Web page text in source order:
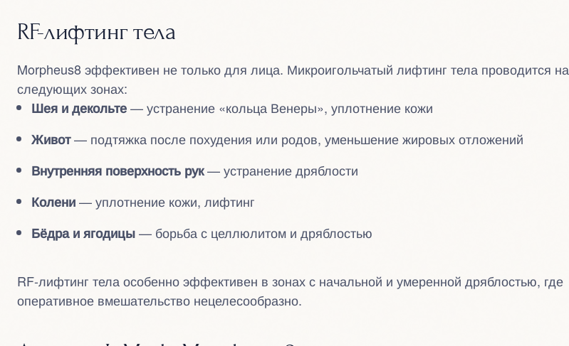
RF-лифтинг тела
Morpheus8 эффективен не только для лица. Микроигольчатый лифтинг тела проводится на
следующих зонах:
Шея и декольте— устранение «кольца Венеры», уплотнение кожи
Живот— подтяжка после похудения или родов, уменьшение жировых отложений
Внутренняя поверхность рук— устранение дряблости
Колени— уплотнение кожи, лифтинг
Бёдра и ягодицы— борьба с целлюлитом и дряблостью
RF-лифтинг тела особенно эффективен в зонах с начальной и умеренной дряблостью, где
оперативное вмешательство нецелесообразно.